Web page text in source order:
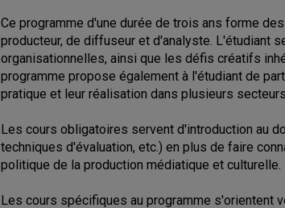
Ce programme d'une durée de trois ans forme
producteur, de diffuseur et d'analyste. L'étudiant
organisationnelles, ainsi que les défis créatifs
programme propose également à l'étudiant de
pratique et leur réalisation dans plusieurs
Les cours obligatoires servent d'introduction au
techniques d'évaluation, etc.) en plus de faire
politique de la production médiatique et culturelle.
Les cours spécifiques au programme s'orientent